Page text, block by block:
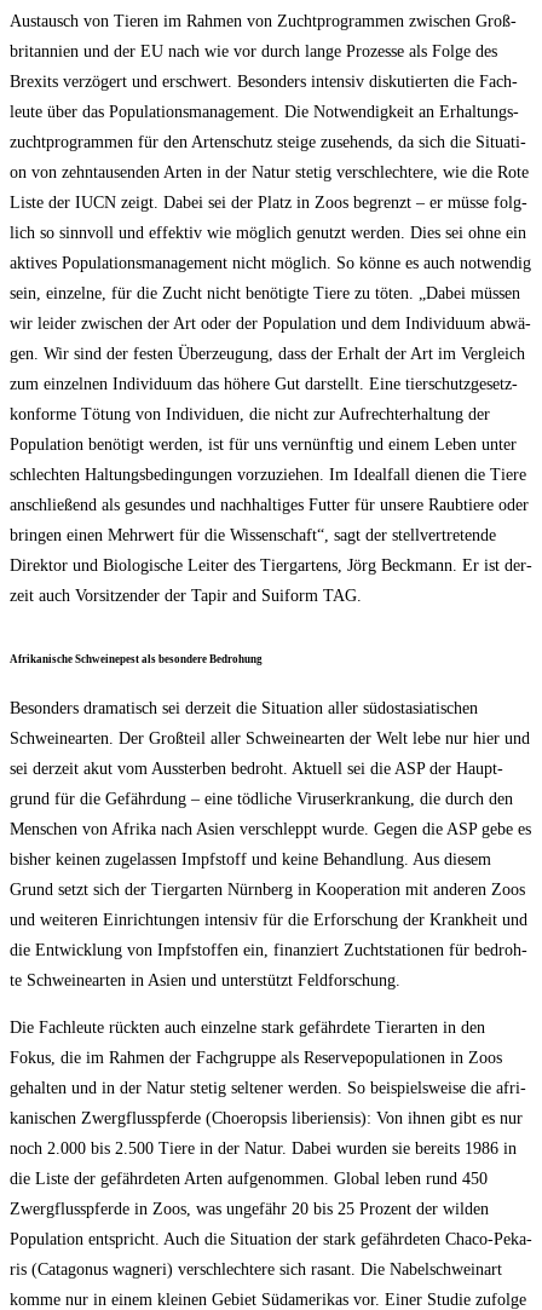
Aus­tausch von Tie­ren im Rah­men von Zucht­pro­gram­men zwi­schen Groß­
bri­tan­ni­en und der EU nach wie vor durch lan­ge Pro­zes­se als Fol­ge des
Brexits ver­zö­gert und erschwert. Beson­ders inten­siv dis­ku­tier­ten die Fach­
leu­te über das Popu­la­ti­ons­ma­nage­ment. Die Not­wen­dig­keit an Erhal­tungs­
zucht­pro­gram­men für den Arten­schutz stei­ge zuse­hends, da sich die Situa­ti­
on von zehn­tau­sen­den Arten in der Natur ste­tig ver­schlech­te­re, wie die Rote
Lis­te der IUCN zeigt. Dabei sei der Platz in Zoos begrenzt – er müs­se folg­
lich so sinn­voll und effek­tiv wie mög­lich genutzt wer­den. Dies sei ohne ein
akti­ves Popu­la­ti­ons­ma­nage­ment nicht mög­lich. So kön­ne es auch not­wen­dig
sein, ein­zel­ne, für die Zucht nicht benö­tig­te Tie­re zu töten. „Dabei müs­sen
wir lei­der zwi­schen der Art oder der Popu­la­ti­on und dem Indi­vi­du­um abwä­
gen. Wir sind der fes­ten Über­zeu­gung, dass der Erhalt der Art im Ver­gleich
zum ein­zel­nen Indi­vi­du­um das höhe­re Gut dar­stellt. Eine tier­schutz­ge­setz­
kon­for­me Tötung von Indi­vi­du­en, die nicht zur Auf­recht­erhal­tung der
Popu­la­ti­on benö­tigt wer­den, ist für uns ver­nünf­tig und einem Leben unter
schlech­ten Hal­tungs­be­din­gun­gen vor­zu­zie­hen. Im Ide­al­fall die­nen die Tie­re
anschlie­ßend als gesun­des und nach­hal­ti­ges Fut­ter für unse­re Raub­tie­re oder
brin­gen einen Mehr­wert für die Wis­sen­schaft“, sagt der stell­ver­tre­ten­de
Direk­tor und Bio­lo­gi­sche Lei­ter des Tier­gar­tens, Jörg Beck­mann. Er ist der­
zeit auch Vor­sit­zen­der der Tapir and Sui­form TAG.
Afri­ka­ni­sche Schwei­ne­pest als beson­de­re Bedrohung
Beson­ders dra­ma­tisch sei der­zeit die Situa­ti­on aller süd­ost­asia­ti­schen
Schwei­ne­ar­ten. Der Groß­teil aller Schwei­ne­ar­ten der Welt lebe nur hier und
sei der­zeit akut vom Aus­ster­ben bedroht. Aktu­ell sei die ASP der Haupt­
grund für die Gefähr­dung – eine töd­li­che Virus­er­kran­kung, die durch den
Men­schen von Afri­ka nach Asi­en ver­schleppt wur­de. Gegen die ASP gebe es
bis­her kei­nen zuge­las­sen Impf­stoff und kei­ne Behand­lung. Aus die­sem
Grund setzt sich der Tier­gar­ten Nürn­berg in Koope­ra­ti­on mit ande­ren Zoos
und wei­te­ren Ein­rich­tun­gen inten­siv für die Erfor­schung der Krank­heit und
die Ent­wick­lung von Impf­stof­fen ein, finan­ziert Zucht­sta­tio­nen für bedroh­
te Schwei­ne­ar­ten in Asi­en und unter­stützt Feldforschung.
Die Fach­leu­te rück­ten auch ein­zel­ne stark gefähr­de­te Tier­ar­ten in den
Fokus, die im Rah­men der Fach­grup­pe als Reser­ve­po­pu­la­tio­nen in Zoos
gehal­ten und in der Natur ste­tig sel­te­ner wer­den. So bei­spiels­wei­se die afri­
ka­ni­schen Zwerg­fluss­pfer­de (Choer­op­sis libe­ri­en­sis): Von ihnen gibt es nur
noch 2.000 bis 2.500 Tie­re in der Natur. Dabei wur­den sie bereits 1986 in
die Lis­te der gefähr­de­ten Arten auf­ge­nom­men. Glo­bal leben rund 450
Zwerg­fluss­pfer­de in Zoos, was unge­fähr 20 bis 25 Pro­zent der wil­den
Popu­la­ti­on ent­spricht. Auch die Situa­ti­on der stark gefähr­de­ten Cha­co-Peka­
ris (Cata­go­nus wag­ne­ri) ver­schlech­te­re sich rasant. Die Nabel­schwein­art
kom­me nur in einem klei­nen Gebiet Süd­ame­ri­kas vor. Einer Stu­die zufol­ge